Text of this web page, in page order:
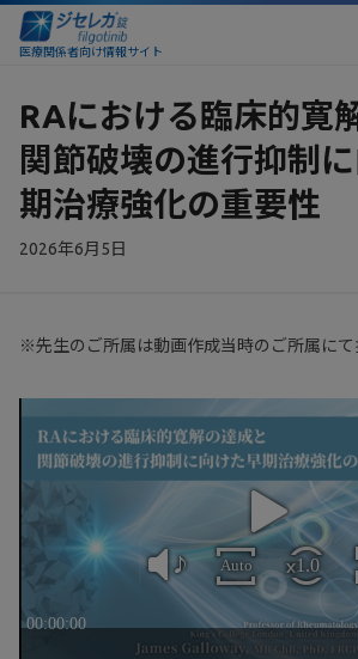
医療関係者向け情報サイト
RAにおける臨床的寛
関節破壊の進行抑制
期治療強化の重要性
2026年6月5日
※先生のご所属は動画作成当時のご所属にて